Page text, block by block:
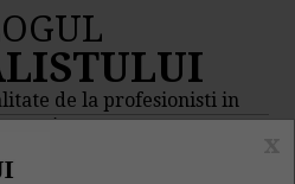
de la profesionisti in